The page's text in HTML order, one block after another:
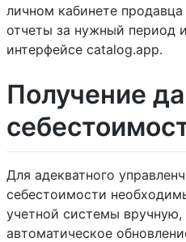
личном кабинете
отчеты за нужный период
интерфейсе catalog.app.
Получение
Для адекватного
себестоимости
учетной системы вручную,
автоматическое